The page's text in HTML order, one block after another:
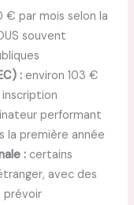
par mois selon la
souvent
:environ 103 €
performant
la première année
:certains
avec des
prévoir